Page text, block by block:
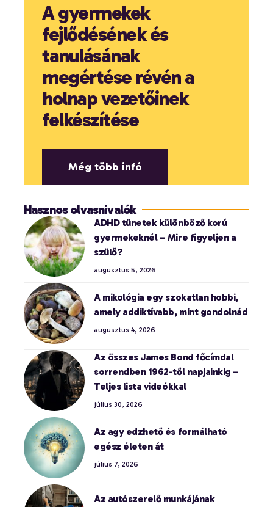
A gyermekek
fejlődésének és
tanulásának
megértése révén a
holnap vezetőinek
felkészítése
Még több infó
Hasznos olvasnivalók
ADHD tünetek különböző korú
gyermekeknél – Mire figyeljen a
szülő?
augusztus 5, 2026
A mikológia egy szokatlan hobbi,
amely addiktívabb, mint gondolnád
augusztus 4, 2026
Az összes James Bond főcímdal
sorrendben 1962-től napjainkig –
Teljes lista videókkal
július 30, 2026
Az agy edzhető és formálható
egész életen át
július 7, 2026
Az autószerelő munkájának